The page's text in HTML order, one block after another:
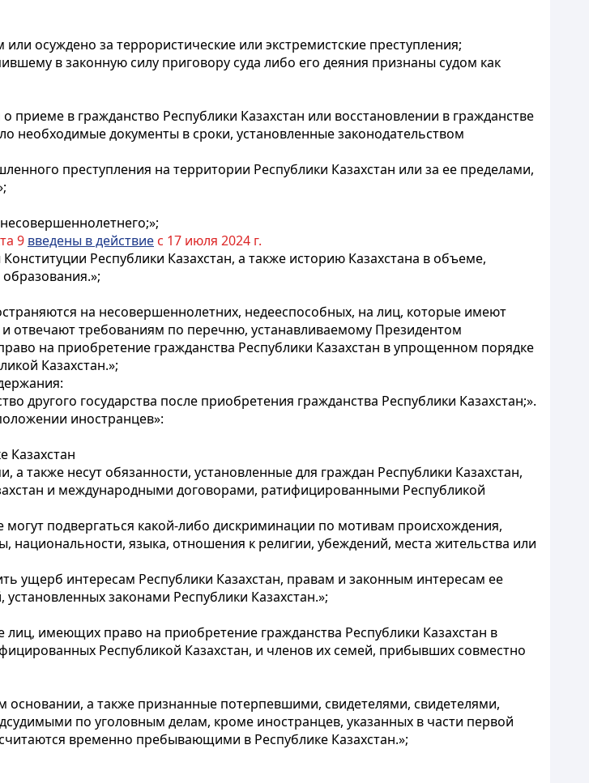
осуждено за террористические или экстремистские преступления;
в законную силу приговору суда либо его деяния признаны судом как
в гражданство Республики Казахстан или восстановлении в гражданстве
необходимые документы в сроки, установленные законодательством
преступления на территории Республики Казахстан или за ее пределами,
9 введены в действие с 17 июля 2024 г.
Республики Казахстан, а также историю Казахстана в объеме,
на несовершеннолетних, недееспособных, на лиц, которые имеют
отвечают требованиям по перечню, устанавливаемому Президентом
на приобретение гражданства Республики Казахстан в упрощенном порядке
Казахстан.»;
другого государства после приобретения гражданства Республики Казахстан;».
иностранцев»:
Казахстан
также несут обязанности, установленные для граждан Республики Казахстан,
и международными договорами, ратифицированными Республикой
подвергаться какой-либо дискриминации по мотивам происхождения,
языка, отношения к религии, убеждений, места жительства или
ущерб интересам Республики Казахстан, правам и законным интересам ее
законами Республики Казахстан.»;
имеющих право на приобретение гражданства Республики Казахстан в
Республикой Казахстан, и членов их семей, прибывших совместно
а также признанные потерпевшими, свидетелями, свидетелями,
по уголовным делам, кроме иностранцев, указанных в части первой
временно пребывающими в Республике Казахстан.»;